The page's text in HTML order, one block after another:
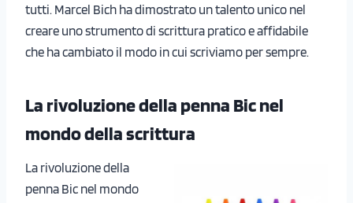
tutti. Marcel Bich ha dimostrato un talento unico nel
creare uno strumento di scrittura pratico e affidabile
che ha cambiato il modo in cui scriviamo per sempre.
La rivoluzione della penna Bic nel
mondo della scrittura
La rivoluzione della
penna Bic nel mondo